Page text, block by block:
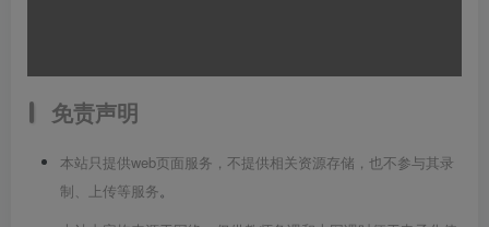
免责声明
本站只提供web页面服务，不提供相关资源存储，也不参与其录
制、上传等服务。